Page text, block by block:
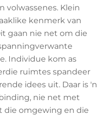
volwassenes. Klein
kenmerk van
gaan nie net om die
Individue kom as
ruimtes spandeer
idees uit. Daar is 'n
nie net met
die omgewing en die